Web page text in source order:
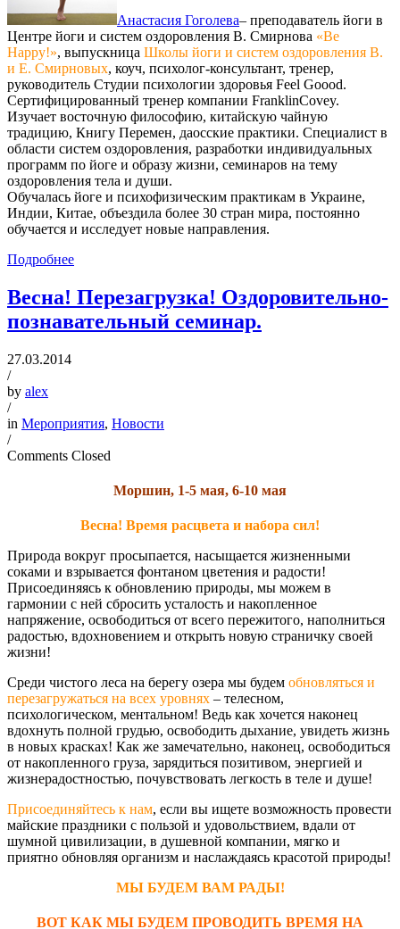
Анастасия Гоголева– преподаватель йоги в
Центре йоги и систем оздоровления В. Смирнова «Be
Happy!», выпускница Школы йоги и систем оздоровления В.
и Е. Смирновых, коуч, психолог-консультант, тренер,
руководитель Студии психологии здоровья Feel Goood.
Сертифицированный тренер компании FranklinCovey.
Изучает восточную философию, китайскую чайную
традицию, Книгу Перемен, даосские практики. Специалист в
области систем оздоровления, разработки индивидуальных
программ по йоге и образу жизни, семинаров на тему
оздоровления тела и души.
Обучалась йоге и психофизическим практикам в Украине,
Индии, Китае, объездила более 30 стран мира, постоянно
обучается и исследует новые направления.
Подробнее
Весна! Перезагрузка! Оздоровительно-
познавательный семинар.
27.03.2014
/
by alex
/
in Мероприятия, Новости
/
Comments Closed
Моршин, 1-5 мая, 6-10 мая
Весна! Время расцвета и набора сил!
Природа вокруг просыпается, насыщается жизненными
соками и взрывается фонтаном цветения и радости!
Присоединяясь к обновлению природы, мы можем в
гармонии с ней сбросить усталость и накопленное
напряжение, освободиться от всего пережитого, наполниться
радостью, вдохновением и открыть новую страничку своей
жизни!
Среди чистого леса на берегу озера мы будем обновляться и
перезагружаться на всех уровнях – телесном,
психологическом, ментальном! Ведь как хочется наконец
вдохнуть полной грудью, освободить дыхание, увидеть жизнь
в новых красках! Как же замечательно, наконец, освободиться
от накопленного груза, зарядиться позитивом, энергией и
жизнерадостностью, почувствовать легкость в теле и душе!
Присоединяйтесь к нам, если вы ищете возможность провести
майские праздники с пользой и удовольствием, вдали от
шумной цивилизации, в душевной компании, мягко и
приятно обновляя организм и наслаждаясь красотой природы!
МЫ БУДЕМ ВАМ РАДЫ!
ВОТ КАК МЫ БУДЕМ ПРОВОДИТЬ ВРЕМЯ НА